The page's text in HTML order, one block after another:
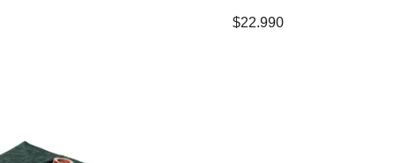
$22.990